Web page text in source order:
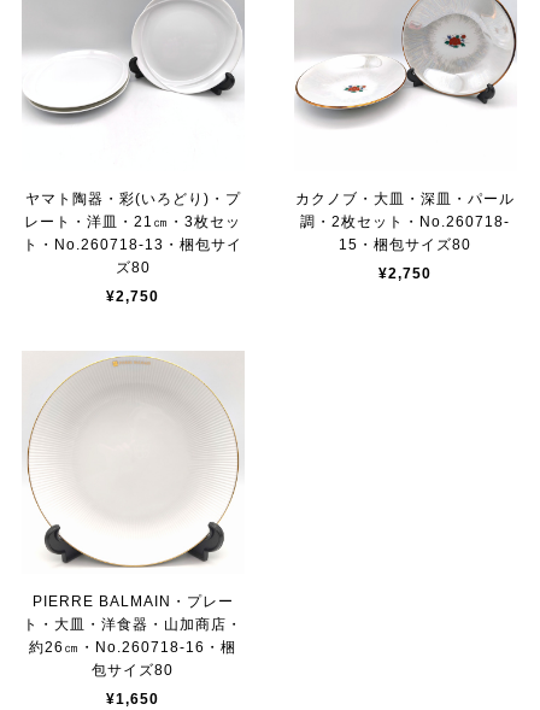
ヤマト陶器・彩(いろどり)・プ
レート・洋皿・21㎝・3枚セッ
ト・No.260718-13・梱包サイ
ズ80
¥2,750
カクノブ・大皿・深皿・パール
調・2枚セット・No.260718-
15・梱包サイズ80
¥2,750
PIERRE BALMAIN・プレー
ト・大皿・洋食器・山加商店・
約26㎝・No.260718-16・梱
包サイズ80
¥1,650